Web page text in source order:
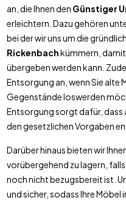
an, die Ihnen den Günstiger
erleichtern. Dazu gehören
bei der wir uns um die
Rickenbachkümmern,
übergeben werden kann.
Entsorgung an, wenn Sie
Gegenstände loswerden
Entsorgung sorgt dafür, dass
den gesetzlichen Vorgaben
Darüber hinaus bieten wir
vorübergehend zu lagern, falls
noch nicht bezugsbereit ist.
und sicher, sodass Ihre Möbel